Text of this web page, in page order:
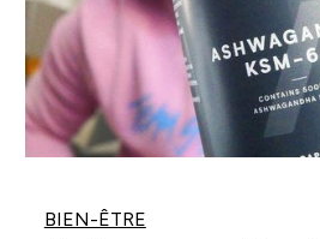
BIEN-ÊTRE